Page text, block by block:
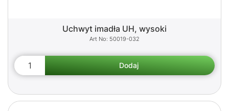
Uchwyt imadła UH, wysoki
50019-032